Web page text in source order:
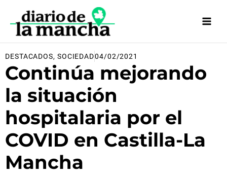
contenido
DESTACADOS, SOCIEDAD04/02/2021
Continúa mejorando
la situación
hospitalaria por el
COVID en Castilla-La
Mancha